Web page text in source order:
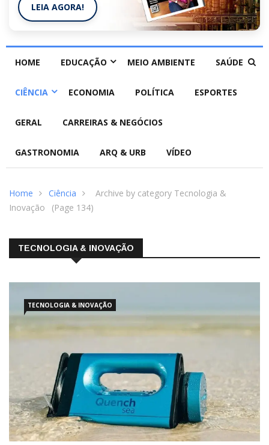
LEIA AGORA!
HOME EDUCAÇÃO MEIO AMBIENTE SAÚDE
CIÊNCIA ECONOMIA POLÍTICA ESPORTES
GERAL CARREIRAS & NEGÓCIOS
GASTRONOMIA ARQ & URB VÍDEO
Home Ciência
Archive by category Tecnologia &
Inovação
(Page 134)
TECNOLOGIA & INOVAÇÃO
TECNOLOGIA & INOVAÇÃO